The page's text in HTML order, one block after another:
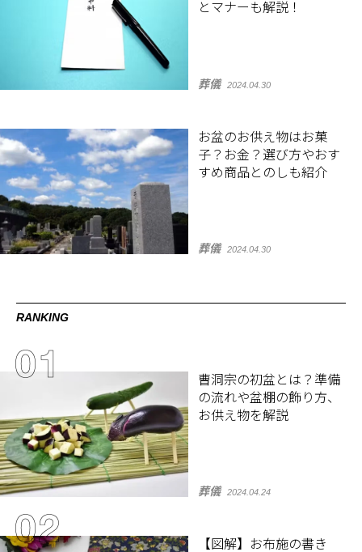
とマナーも解説！
葬儀 2024.04.30
お盆のお供え物はお菓
子？お金？選び方やおす
すめ商品とのしも紹介
葬儀 2024.04.30
RANKING
曹洞宗の初盆とは？準備
の流れや盆棚の飾り方、
お供え物を解説
葬儀 2024.04.24
【図解】お布施の書き